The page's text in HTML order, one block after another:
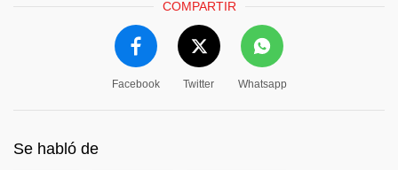
COMPARTIR
Facebook Twitter Whatsapp
Se habló de